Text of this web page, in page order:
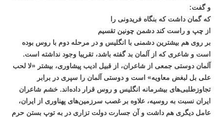
و گفت:
که گمان داشت که بنگاه فریدونی را
از چپ و راست کند دشمن چونین تقسیم
بر روی هم بیشترین دشمنی با انگلیس و در مرحله دوم با روس بوده
است و شاعری که از آلمان بد گفته باشد، تقریبا وجود نداشته است.
آلمان دوستی جمعی از شاعران، از قبیل ادیب پیشاوری، بیشتر «لا لحب
علی بل لبغض معاویه» است و دوستی آلمان را سپری در برابر
تجاوزطلبی‌های بیشرمانه انگلیس و روس قرار داده‌اند. خشم شاعران
ایران نسبت به روسیه، علاوه بر غصب سرزمین‌های پهناوری از ایران،
عامل دیگری هم داشت و آن جسارت دولت تزاری در به توپ بستن حرم